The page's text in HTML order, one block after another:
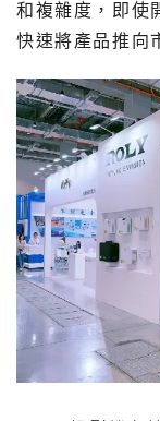
和複雜度，即使
快速將產品推向